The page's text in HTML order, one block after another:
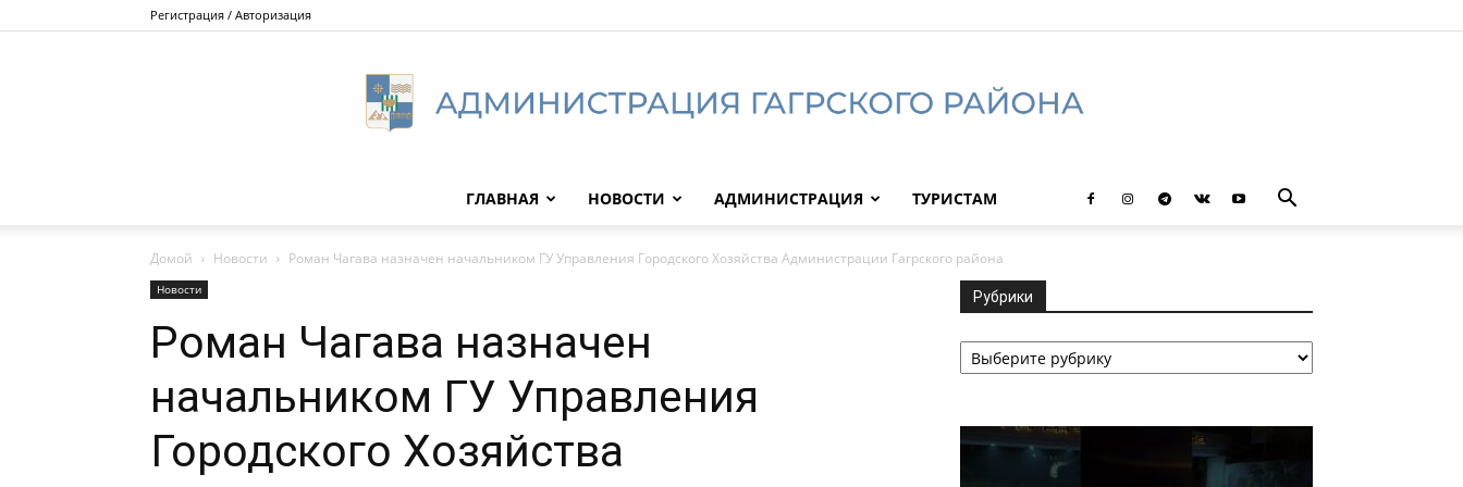
Регистрация / Авторизация
ГЛАВНАЯ НОВОСТИ АДМИНИСТРАЦИЯ ТУРИСТАМ
Домой Новости Роман Чагава назначен начальником ГУ Управления Городского Хозяйства Администрации Гагрского района
Новости
Роман Чагава назначен
начальником ГУ Управления
Городского Хозяйства
Рубрики
Рубрики